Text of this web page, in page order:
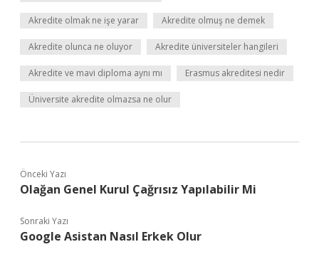
Akredite olmak ne işe yarar Akredite olmuş ne demek
Akredite olunca ne oluyor Akredite üniversiteler hangileri
Akredite ve mavi diploma aynı mı Erasmus akreditesi nedir
Üniversite akredite olmazsa ne olur
Önceki Yazı
Olağan Genel Kurul Çağrısız Yapılabilir Mi
Sonraki Yazı
Google Asistan Nasıl Erkek Olur